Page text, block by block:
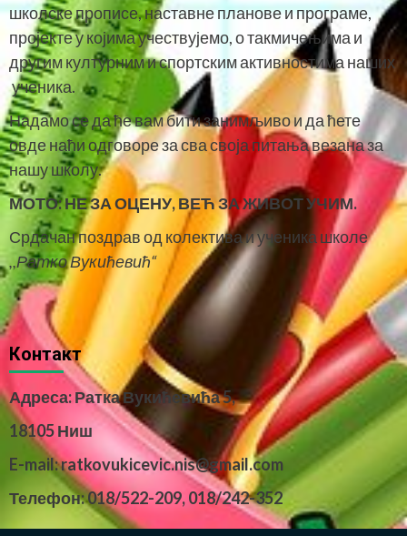
школске прописе, наставне планове и програме,
пројекте у којима учествујемо, о такмичењима и
другим културним и спортским активностима наших
ученика.
Надамо се да ће вам бити занимљиво и да ћете
овде наћи одговоре за сва своја питања везана за
нашу школу.
МОТО:НЕ ЗА ОЦЕНУ, ВЕЋ ЗА ЖИВОТ УЧИМ.
Срдачан поздрав од колектива и ученика школе
,,Ратко Вукићевић“
Контакт
Адреса: Ратка Вукићевића 5,
18105 Ниш
E-mail: ratkovukicevic.nis@gmail.com
Телефон: 018/522-209,018/242-352